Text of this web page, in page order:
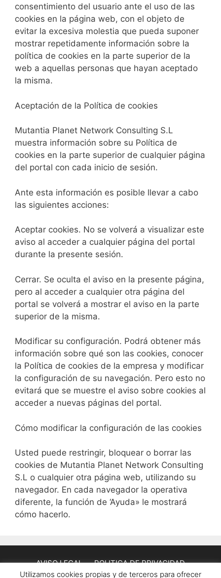
consentimiento del usuario ante el uso de las
cookies en la página web, con el objeto de
evitar la excesiva molestia que pueda suponer
mostrar repetidamente información sobre la
política de cookies en la parte superior de la
web a aquellas personas que hayan aceptado
la misma.
Aceptación de la Política de cookies
Mutantia Planet Network Consulting S.L
muestra información sobre su Política de
cookies en la parte superior de cualquier página
del portal con cada inicio de sesión.
Ante esta información es posible llevar a cabo
las siguientes acciones:
Aceptar cookies. No se volverá a visualizar este
aviso al acceder a cualquier página del portal
durante la presente sesión.
Cerrar. Se oculta el aviso en la presente página,
pero al acceder a cualquier otra página del
portal se volverá a mostrar el aviso en la parte
superior de la misma.
Modificar su configuración. Podrá obtener más
información sobre qué son las cookies, conocer
la Política de cookies de la empresa y modificar
la configuración de su navegación. Pero esto no
evitará que se muestre el aviso sobre cookies al
acceder a nuevas páginas del portal.
Cómo modificar la configuración de las cookies
Usted puede restringir, bloquear o borrar las
cookies de Mutantia Planet Network Consulting
S.L o cualquier otra página web, utilizando su
navegador. En cada navegador la operativa
diferente, la función de ‘Ayuda» le mostrará
cómo hacerlo.
AVISO LEGAL
POLITICA DE PRIVACIDAD
Utilizamos cookies propias y de terceros para ofrecer